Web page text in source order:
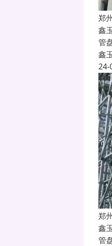
郑
鑫
管
鑫
24-
郑
鑫
管